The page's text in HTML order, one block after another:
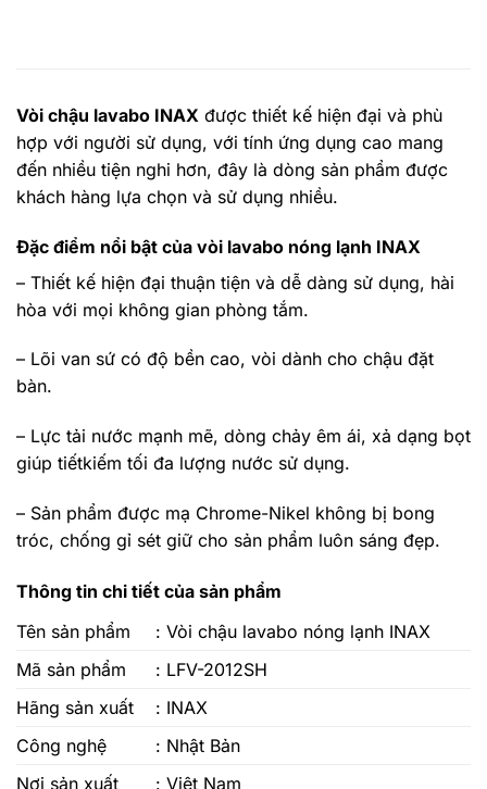
Vòi chậu lavabo INAX được thiết kế hiện đại và phù
hợp với người sử dụng, với tính ứng dụng cao mang
đến nhiều tiện nghi hơn, đây là dòng sản phẩm được
khách hàng lựa chọn và sử dụng nhiều.
Đặc điểm nổi bật của vòi lavabo nóng lạnh INAX
– Thiết kế hiện đại thuận tiện và dễ dàng sử dụng, hài
hòa với mọi không gian phòng tắm.
– Lõi van sứ có độ bền cao, vòi dành cho chậu đặt
bàn.
– Lực tải nước mạnh mẽ, dòng chảy êm ái, xả dạng bọt
giúp tiếtkiếm tối đa lượng nước sử dụng.
– Sản phẩm được mạ Chrome-Nikel không bị bong
tróc, chống gỉ sét giữ cho sản phẩm luôn sáng đẹp.
Thông tin chi tiết của sản phẩm
Tên sản phẩm
:Vòi chậu lavabo nóng lạnh INAX
Mã sản phẩm
: LFV-2012SH
Hãng sản xuất
: INAX
Công nghệ
: Nhật Bản
Nơi sản xuất
: Việt Nam